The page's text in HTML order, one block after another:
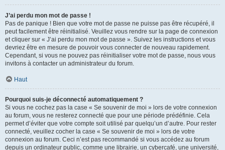
J’ai perdu mon mot de passe !
Pas de panique ! Bien que votre mot de passe ne puisse pas être récupéré, il
peut facilement être réinitialisé. Veuillez vous rendre sur la page de connexion
et cliquer sur « J’ai perdu mon mot de passe ». Suivez les instructions et vous
devriez être en mesure de pouvoir vous connecter de nouveau rapidement.
Cependant, si vous ne pouvez pas réinitialiser votre mot de passe, nous vous
invitons à contacter un administrateur du forum.
Haut
Pourquoi suis-je déconnecté automatiquement ?
Si vous ne cochez pas la case « Se souvenir de moi » lors de votre connexion
au forum, vous ne resterez connecté que pour une période prédéfinie. Cela
permet d’éviter que votre compte soit utilisé par quelqu’un d’autre. Pour rester
connecté, veuillez cocher la case « Se souvenir de moi » lors de votre
connexion au forum. Ceci n’est pas recommandé si vous accédez au forum
depuis un ordinateur public, comme une librairie, un cybercafé, une université,